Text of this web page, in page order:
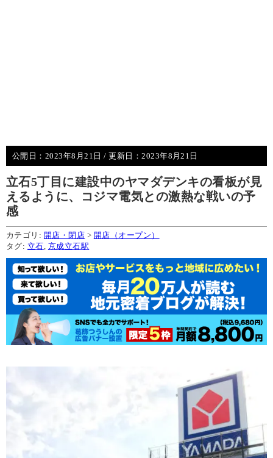
公開日： 2023年8月21日 / 更新日：2023年8月21日
立石5丁目に建設中のヤマダデンキの看板が見
えるように、コジマ電気との激熱な戦いの予
感
カテゴリ: 開店・閉店 > 開店（オープン）
タグ: 立石 京成立石駅